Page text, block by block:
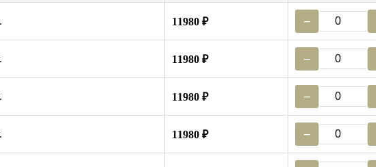
11980 ₽ −
11980 ₽ −
11980 ₽ −
11980 ₽ −